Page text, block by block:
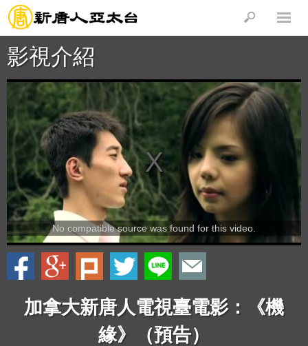
影視介紹
No compatible source was found for this video.
加拿大新唐人電視臺電影：《機
緣》（預告）